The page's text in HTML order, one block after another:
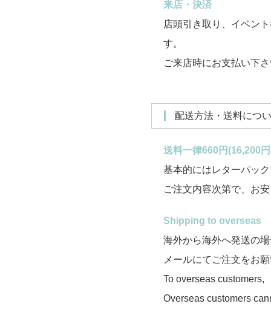
来店・決済
店頭引き取り、イベン
す。
ご来店時にお支払い下
配送方法・送料につ
送料一律660円(16,200
基本的にはレターパッ
ご注文内容次第で、お
Shipping to overseas
海外から海外へ発送の
メールにてご注文をお
To overseas customers,
Overseas customers